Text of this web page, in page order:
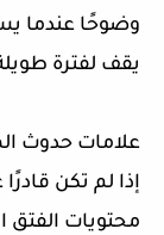
وضوحًا عندما
يقف لفترة
علامات حدوث
إذا لم تكن
محتويات الفتق